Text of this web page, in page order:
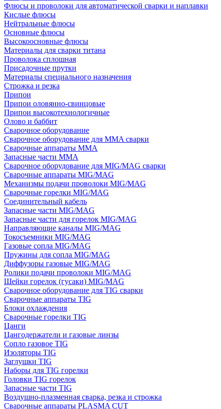
Флюсы и проволоки для автоматической сварки и наплавки
Кислые флюсы
Нейтральные флюсы
Основные флюсы
Высокоосновные флюсы
Материалы для сварки титана
Проволока сплошная
Присадочные прутки
Материалы специального назначения
Строжка и резка
Припои
Припои оловянно-свинцовые
Припои высокотехнологичные
Олово и баббит
Сварочное оборудование
Сварочное оборудование для MMA сварки
Сварочные аппараты MMA
Запасные части MMA
Сварочное оборудование для MIG/MAG сварки
Сварочные аппараты MIG/MAG
Механизмы подачи проволоки MIG/MAG
Сварочные горелки MIG/MAG
Соединительный кабель
Запасные части MIG/MAG
Запасные части для горелок MIG/MAG
Направляющие каналы MIG/MAG
Токосъемники MIG/MAG
Газовые сопла MIG/MAG
Пружины для сопла MIG/MAG
Диффузоры газовые MIG/MAG
Ролики подачи проволоки MIG/MAG
Шейки горелок (гусаки) MIG/MAG
Сварочное оборудование для TIG сварки
Сварочные аппараты TIG
Блоки охлаждения
Сварочные горелки TIG
Цанги
Цангодержатели и газовые линзы
Сопло газовое TIG
Изоляторы TIG
Заглушки TIG
Наборы для TIG горелки
Головки TIG горелок
Запасные части TIG
Воздушно-плазменная сварка, резка и строжка
Сварочные аппараты PLASMA CUT